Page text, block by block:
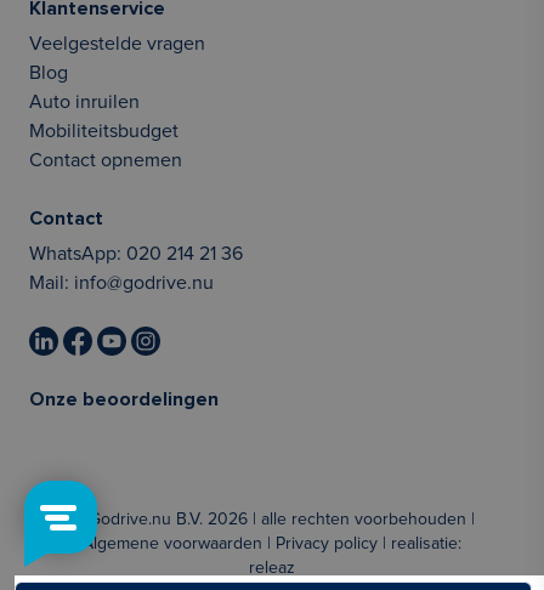
Klantenservice
Veelgestelde vragen
Blog
Auto inruilen
Mobiliteitsbudget
Contact opnemen
Contact
WhatsApp: 020 214 21 36
Mail: info@godrive.nu
Onze beoordelingen
© Godrive.nu B.V. 2026 | alle rechten voorbehouden |
Algemene voorwaarden
Privacy policy | realisatie:
releaz